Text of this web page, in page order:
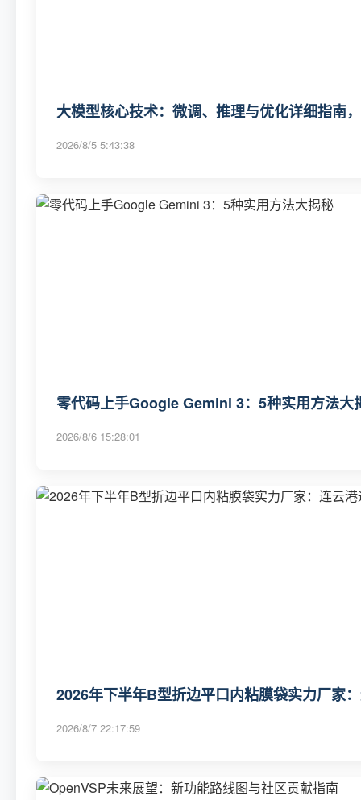
大模型核心技术：微调、推理与优化详细指南
2026/8/5 5:43:38
零代码上手Google Gemini 3：5种实用方法大
2026/8/6 15:28:01
2026年下半年B型折边平口内粘膜袋实力厂家
2026/8/7 22:17:59